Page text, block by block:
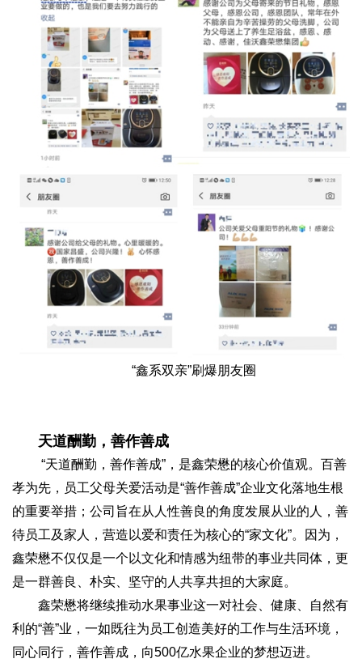
“鑫系双亲”刷爆朋友圈
天道酬勤，善作善成
“天道酬勤，善作善成”，是鑫荣懋的核心价值观。百善
孝为先，员工父母关爱活动是“善作善成”企业文化落地生根
的重要举措；公司旨在从人性善良的角度发展从业的人，善
待员工及家人，营造以爱和责任为核心的“家文化”。因为，
鑫荣懋不仅仅是一个以文化和情感为纽带的事业共同体，更
是一群善良、朴实、坚守的人共享共担的大家庭。
鑫荣懋将继续推动水果事业这一对社会、健康、自然有
利的“善”业，一如既往为员工创造美好的工作与生活环境，
同心同行，善作善成，向500亿水果企业的梦想迈进。